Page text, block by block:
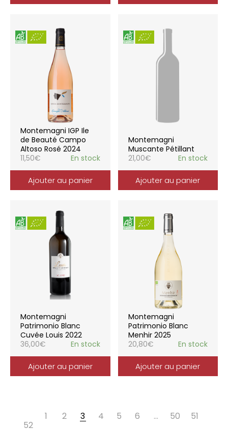
Montemagni IGP Ile
de Beauté Campo
Altoso Rosé 2024
11,50€ En stock
Ajouter au panier
Montemagni
Muscante Pétillant
21,00€ En stock
Ajouter au panier
Montemagni
Patrimonio Blanc
Cuvée Louis 2022
36,00€ En stock
Ajouter au panier
Montemagni
Patrimonio Blanc
Menhir 2025
20,80€ En stock
Ajouter au panier
1 2 3 4 5 6 … 50 51
52